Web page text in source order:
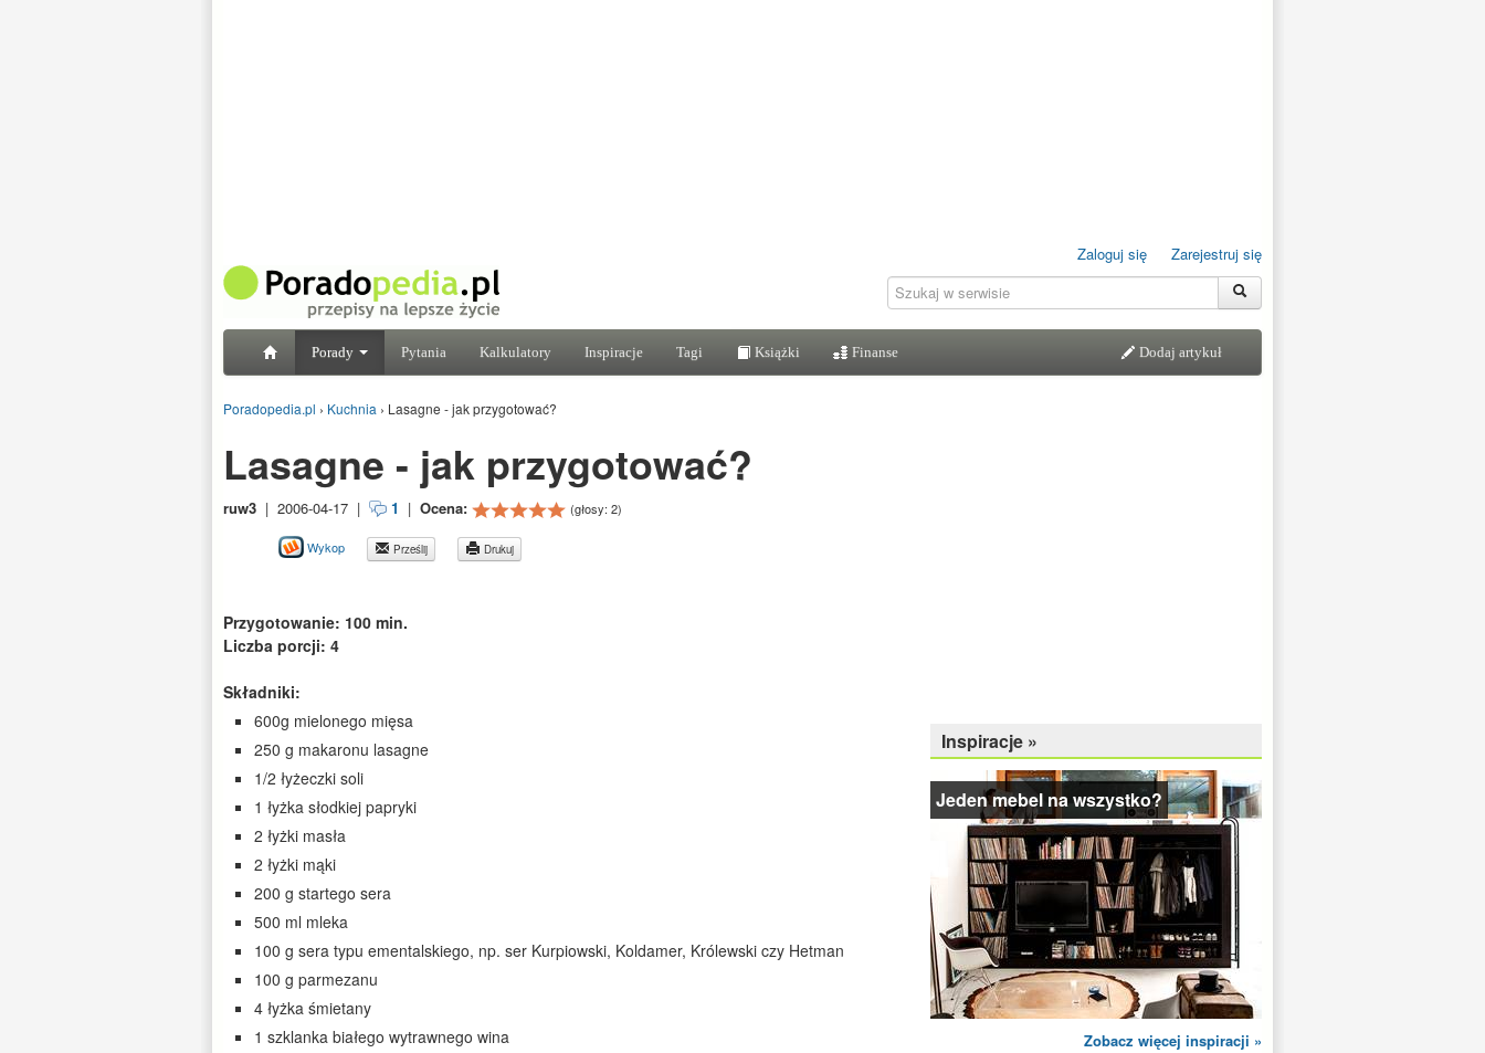
Zaloguj się Zarejestruj się
Porady Pytania Kalkulatory Inspiracje Tagi Książki Finanse Dodaj artykuł
Poradopedia.pl › Kuchnia › Lasagne - jak przygotować?
Lasagne - jak przygotować?
ruw3 | 2006-04-17 | 1 | Ocena: (głosy: 2)
Wykop Prześlij Drukuj
Przygotowanie: 100 min.
Liczba porcji: 4
Składniki:
600g mielonego mięsa
250 g makaronu lasagne
1/2 łyżeczki soli
1 łyżka słodkiej papryki
2 łyżki masła
2 łyżki mąki
200 g startego sera
500 ml mleka
100 g sera typu ementalskiego, np. ser Kurpiowski, Koldamer, Królewski czy Hetman
100 g parmezanu
4 łyżka śmietany
1 szklanka białego wytrawnego wina
Inspiracje »
Jeden mebel na wszystko?
Zobacz więcej inspiracji »